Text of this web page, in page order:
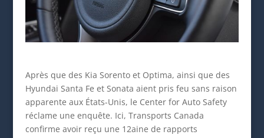
Après que des Kia Sorento et Optima, ainsi que des
Hyundai Santa Fe et Sonata aient pris feu sans raison
apparente aux États-Unis, le Center for Auto Safety
réclame une enquête. Ici, Transports Canada
confirme avoir reçu une 12aine de rapports